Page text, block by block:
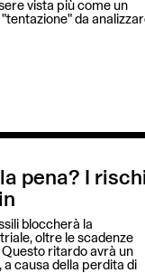
vista più come un
da
pena? I
bloccherà la
oltre le scadenze
Questo ritardo avrà un
causa della perdita di